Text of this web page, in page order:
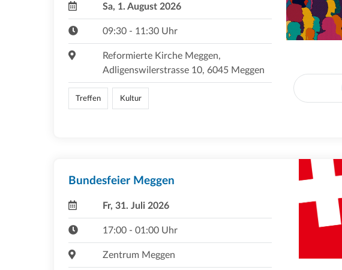
Sa, 1. August 2026
09:30 - 11:30 Uhr
Reformierte Kirche Meggen,
Adligenswilerstrasse 10, 6045 Meggen
Treffen Kultur
Bundesfeier Meggen
Fr, 31. Juli 2026
17:00 - 01:00 Uhr
Zentrum Meggen